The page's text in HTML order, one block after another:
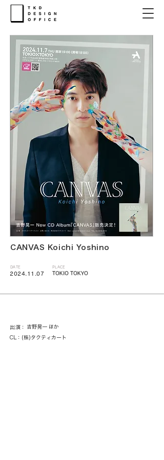
CANVAS Koichi Yoshino
DATE PLACE
2024.11.07 TOKIO TOKYO
吉野晃一 ほか
出演：
CL：(株)タクティカート